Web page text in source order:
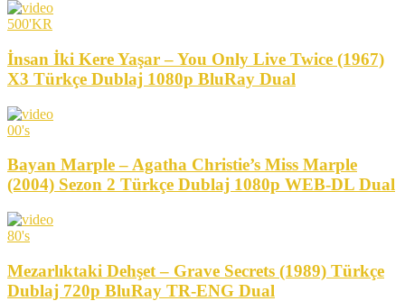
500'KR
İnsan İki Kere Yaşar – You Only Live Twice (1967)
X3 Türkçe Dublaj 1080p BluRay Dual
00's
Bayan Marple – Agatha Christie’s Miss Marple
(2004) Sezon 2 Türkçe Dublaj 1080p WEB-DL Dual
80's
Mezarlıktaki Dehşet – Grave Secrets (1989) Türkçe
Dublaj 720p BluRay TR-ENG Dual